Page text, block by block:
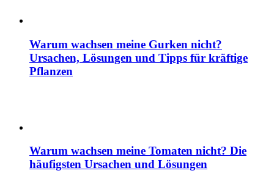
Warum wachsen meine Gurken nicht?
Ursachen, Lösungen und Tipps für kräftige
Pflanzen
Warum wachsen meine Tomaten nicht? Die
häufigsten Ursachen und Lösungen